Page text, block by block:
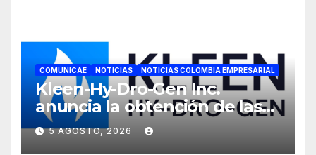
COMUNICAE NOTICIAS NOTICIAS COLOMBIA EMPRESARIAL
Kleen-Hy-Dro-Gen Inc.
anuncia la obtención de las
certificaciones ISO 9001:2015
y TSSA
5 AGOSTO, 2026